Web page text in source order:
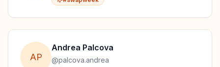
AP
Andrea Palcova
@palcova.andrea